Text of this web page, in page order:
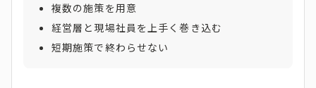
複数の施策を用意
経営層と現場社員を上手く巻き込む
短期施策で終わらせない